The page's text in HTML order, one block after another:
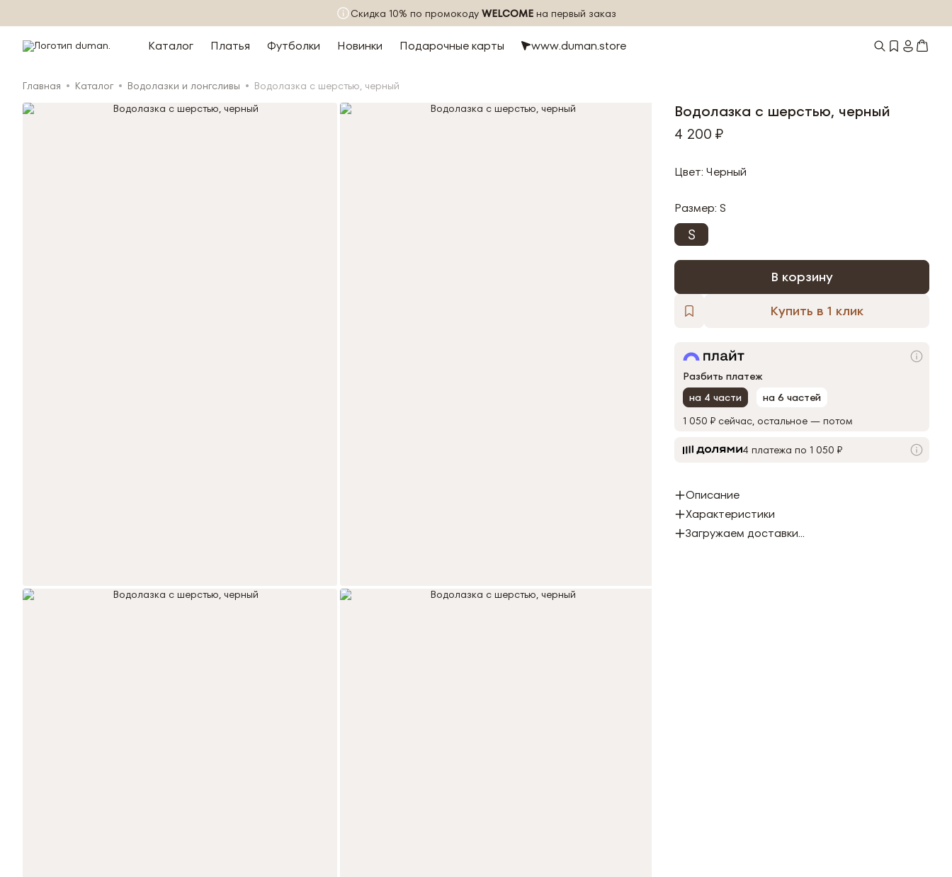
Скидка 10% по промокоду WELCOME на первый заказ
Каталог Платья Футболки Новинки Подарочные карты www.duman.store
Главная Каталог Водолазки и лонгсливы Водолазка с шерстью, черный
Водолазка с шерстью, черный
4 200 ₽
Цвет: Черный
Размер: S
S
В корзину
Купить в 1 клик
Разбить платеж
на 4 части
на 6 частей
1 050 ₽ сейчас, остальное — потом
4 платежа по 1 050 ₽
Описание
Характеристики
Загружаем доставки...